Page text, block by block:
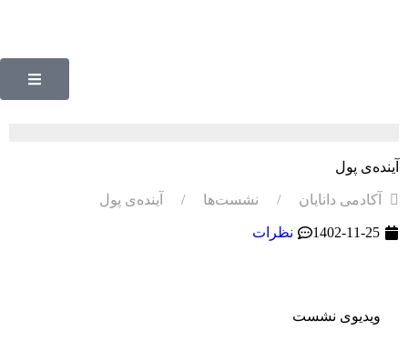
آینده‌ی پول
آکادمی دانایان نشست‌ها آینده‌ی پول
1402-11-25 نظرات
ویدیوی نشست